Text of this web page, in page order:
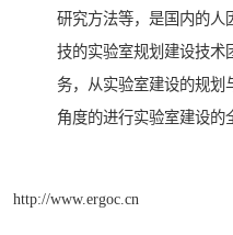
研究方法等，是国内的人
技的实验室规划建设技术
务，从实验室建设的规划
角度的进行实验室建设的
http://www.ergoc.cn